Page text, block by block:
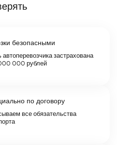
безопасными
автоперевозчика застрахована
000 рублей
по договору
все обязательства